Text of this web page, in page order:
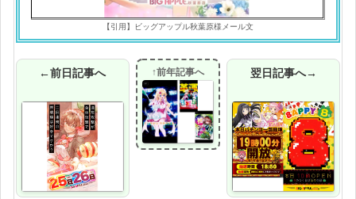
【引用】ビッグアップル秋葉原様メール文
←前日記事へ ↑前年記事へ 翌日記事へ→